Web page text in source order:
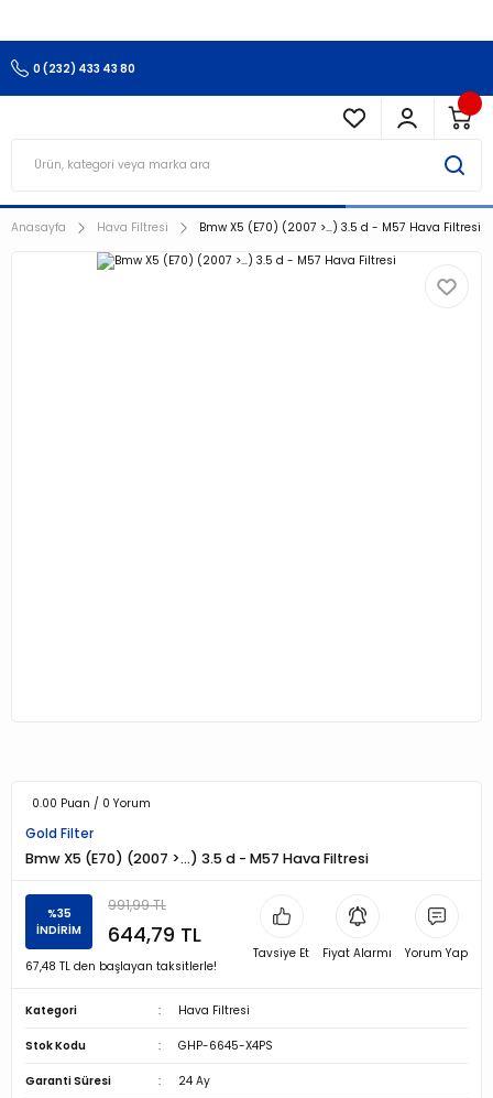
0 (232) 433 43 80
Anasayfa Hava Filtresi Bmw X5 (E70) (2007 >…) 3.5 d - M57 Hava Filtresi
0.00 Puan / 0 Yorum
Gold Filter
Bmw X5 (E70) (2007 >…) 3.5 d - M57 Hava Filtresi
%35
İNDİRİM
991,99 TL
644,79 TL
67,48 TL den başlayan taksitlerle!
Tavsiye Et Fiyat Alarmı Yorum Yap
Kategori Hava Filtresi
Stok Kodu GHP-6645-X4PS
Garanti Süresi 24 Ay